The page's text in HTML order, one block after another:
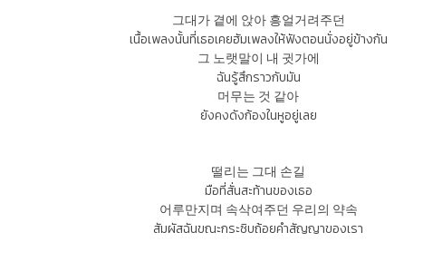
그대가 곁에 앉아 흥얼거려주던
เนื้อเพลงนั้นที่เธอเคยฮัมเพลงให้ฟังตอนนั่งอยู่ข้างกัน
그 노랫말이 내 귓가에
ฉันรู้สึกราวกับมัน
머무는 것 같아
ยังคงดังก้องในหูอยู่เลย
떨리는 그대 손길
มือที่สั่นสะท้านของเธอ
어루만지며 속삭여주던 우리의 약속
สัมผัสฉันขณะกระซิบถ้อยคำสัญญาของเรา